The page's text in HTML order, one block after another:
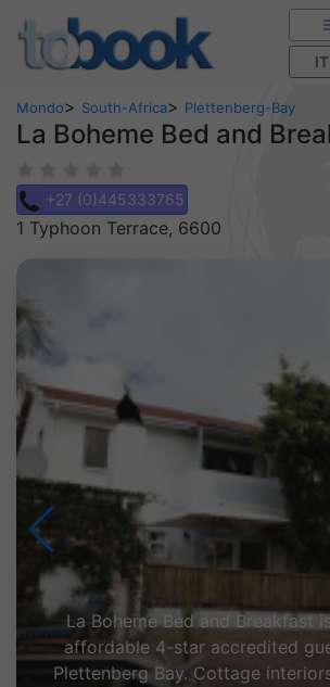
IT
Mondo> South-Africa> Plettenberg-Bay
La Boheme Bed and
+27 (0)445333765
1 Typhoon Terrace, 6600
uniquely
house in
classic